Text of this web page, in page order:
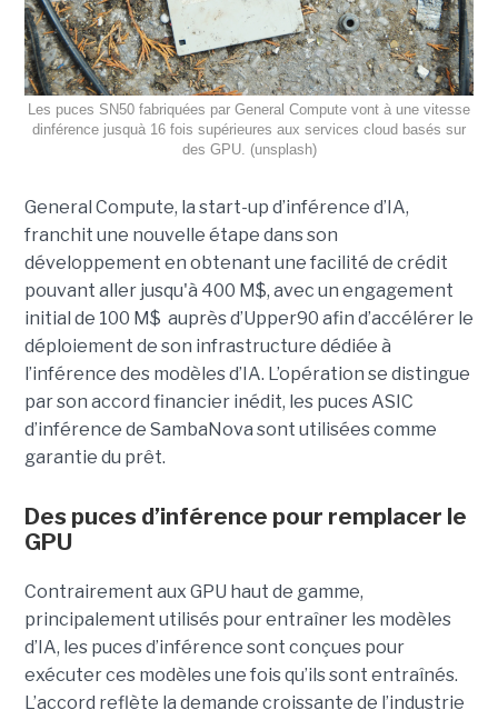
Les puces SN50 fabriquées par General Compute vont à une vitesse
dinférence jusquà 16 fois supérieures aux services cloud basés sur
des GPU. (unsplash)
General Compute, la start-up d’inférence d’IA,
franchit une nouvelle étape dans son
développement en obtenant une facilité de crédit
pouvant aller jusqu'à 400 M$, avec un engagement
initial de 100 M$ auprès d’Upper90 afin d’accélérer le
déploiement de son infrastructure dédiée à
l’inférence des modèles d’IA. L’opération se distingue
par son accord financier inédit, les puces ASIC
d’inférence de SambaNova sont utilisées comme
garantie du prêt.
Des puces d’inférence pour remplacer le
GPU
Contrairement aux GPU haut de gamme,
principalement utilisés pour entraîner les modèles
d’IA, les puces d’inférence sont conçues pour
exécuter ces modèles une fois qu’ils sont entraînés.
L’accord reflète la demande croissante de l’industrie